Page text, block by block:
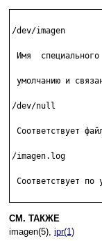
/dev/imagen
Имя
умолчанию и
/dev/null
Соответствует
/imagen.log
Соответствует
СМ. ТАКЖЕ
imagen(5), ipr(1)